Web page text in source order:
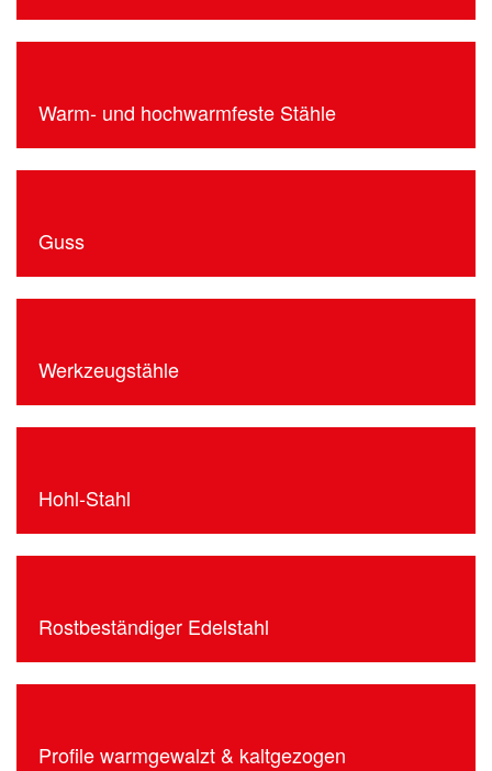
Warm- und hochwarmfeste Stähle
Guss
Werkzeugstähle
Hohl-Stahl
Rostbeständiger Edelstahl
Profile warmgewalzt & kaltgezogen